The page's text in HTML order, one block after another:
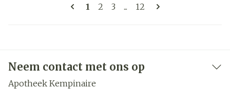
Pagina's
U lees momenteel pagina
1 Pagina
2 Pagina
3 ... Pagina
12
Neem contact met ons op
Apotheek Kempinaire